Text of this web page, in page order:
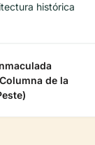
histórica
de la